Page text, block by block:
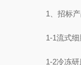
1、招标产
1-1流式细
1-2冷冻研